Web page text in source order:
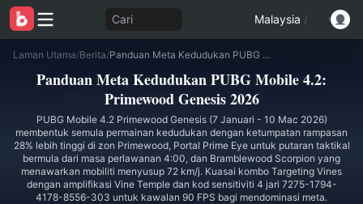
Cari Malaysia /
Laman Utama/Berita/ Panduan Meta Kedudukan PUBG Mobile 4.2: Primewood Genesis 2026
Panduan Meta Kedudukan PUBG Mobile 4.2:
Primewood Genesis 2026
PUBG Mobile 4.2 Primewood Genesis (7 Januari - 10 Mac 2026)
membentuk semula permainan kedudukan dengan ketumpatan rampasan
28% lebih tinggi di zon Primewood, Portal Prime Eye untuk putaran taktikal
bermula dari masa perlawanan 4:00, dan Bramblewood Scorpion yang
menawarkan mobiliti menyusup 72 km/j. Kuasai kombo Targeting Vines
dengan amplifikasi Vine Temple dan kod sensitiviti 4 jari 7275-1794-
4178-8556-303 untuk kawalan 90 FPS bagi mendominasi meta.